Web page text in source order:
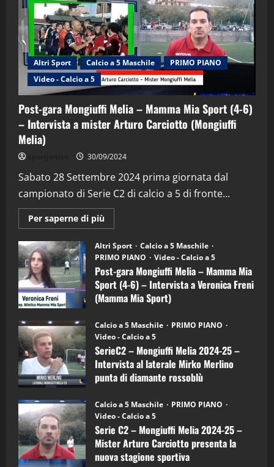
Altri Sport Calcio a 5 Maschile
PRIMO PIANO
Video - Calcio a 5
Post-gara Mongiuffi Melia – Mamma Mia Sport (4-6)
– Intervista a mister Arturo Carciotto (Mongiuffi
Melia)
30/09/2024
Sabato 28 Settembre 2024 prima giornata dal
campionato di Serie C2 di calcio a 5 di fronte...
Per saperne di più
informazioni
Post-
gara
Mongiuffi
Melia
–
Mamma
Mia
Sport
6)
–
Intervista
a
mister
Arturo
Carciotto
(Mongiuffi
Altri Sport
Calcio a 5 Maschile
PRIMO PIANO
Video - Calcio a 5
Post-gara Mongiuffi Melia – Mamma Mia
Sport (4-6) – Intervista a Veronica Freni
(Mamma Mia Sport)
Calcio a 5 Maschile
PRIMO PIANO
Video - Calcio a 5
SerieC2 – Mongiuffi Melia 2024-25 –
Intervista al laterale Mirko Merlino
punta di diamante rossoblù
Calcio a 5 Maschile
PRIMO PIANO
Video - Calcio a 5
Serie C2 – Mongiuffi Melia 2024-25 –
Mister Arturo Carciotto presenta la
nuova stagione sportiva
2
“SportEmpire” in Podcast: 29^ Puntata
(Martedi 28 Aprile 2026)
28/04/2026
3
"SportEmpire" in Podcast
“SportEmpire” in Podcast: 28^ Puntata
(Martedi 21 Aprile 2026)
21/04/2026
4
“SportEmpire” in Podcast: 27^ Puntata
(Martedi 14 Aprile 2026)
15/04/2026
5
“SportEmpire” in Podcast: 26^ Puntata
(Martedi 07 Aprile 2026)
08/04/2026